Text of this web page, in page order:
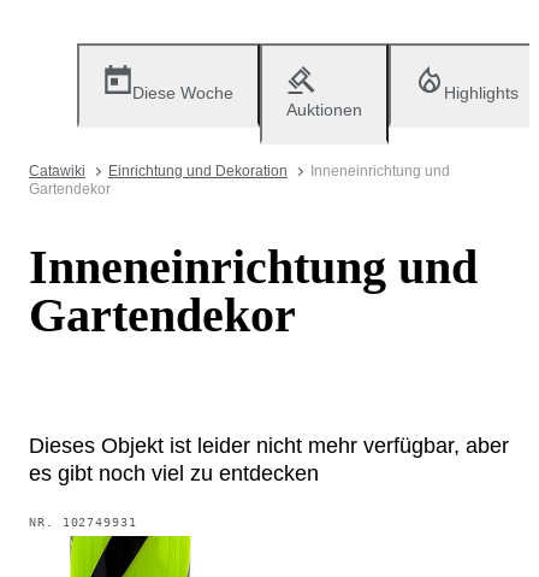
Diese Woche
Auktionen
Highlights
Catawiki Einrichtung und Dekoration
Inneneinrichtung und
Gartendekor
Inneneinrichtung und
Gartendekor
Dieses Objekt ist leider nicht mehr verfügbar, aber
es gibt noch viel zu entdecken
NR. 102749931